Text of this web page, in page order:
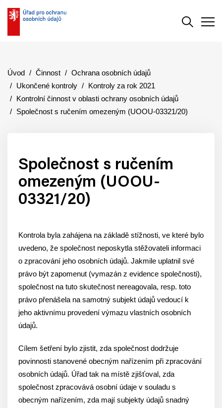
Úvod Činnost
Ochrana osobních údajů
Ukončené kontroly
Kontroly za rok 2021
Kontrolní činnost v oblasti ochrany osobních údajů
Společnost s ručením omezeným (UOOU-03321/20)
Společnost s ručením
omezeným (UOOU-
03321/20)
Kontrola byla zahájena na základě stížnosti, ve které bylo
uvedeno, že společnost neposkytla stěžovateli informaci
o zpracování jeho osobních údajů. Jakmile uplatnil své
právo být zapomenut (vymazán z evidence společnosti),
společnost na tuto skutečnost nereagovala, resp. toto
právo přenášela na samotný subjekt údajů vedoucí k
jeho aktivnímu provedení výmazu vlastních osobních
údajů.
Cílem šetření bylo zjistit, zda společnost dodržuje
povinnosti stanovené obecným nařízením při zpracování
osobních údajů. Úřad tak na místě zjišťoval, zda
společnost zpracovává osobní údaje v souladu s
obecným nařízením, zda mají subjekty údajů snadný